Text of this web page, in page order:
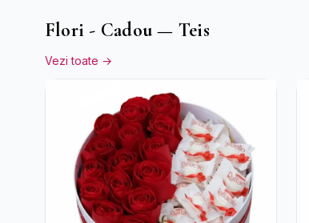
Flori - Cadou — Teis
Vezi toate →